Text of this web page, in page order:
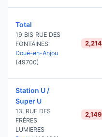
Total
19 BIS RUE DES
FONTAINES
Doué-en-Anjou
(49700)
Station U /
Super U
13, RUE DES
FRÈRES
LUMIERES